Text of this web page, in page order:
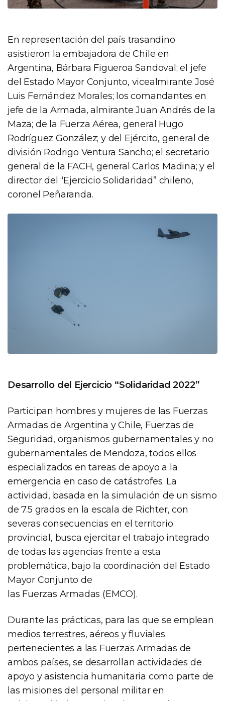
En representación del país trasandino
asistieron la embajadora de Chile en
Argentina, Bárbara Figueroa Sandoval; el jefe
del Estado Mayor Conjunto, vicealmirante José
Luis Fernández Morales; los comandantes en
jefe de la Armada, almirante Juan Andrés de la
Maza; de la Fuerza Aérea, general Hugo
Rodríguez González; y del Ejército, general de
división Rodrigo Ventura Sancho; el secretario
general de la FACH, general Carlos Madina; y el
director del “Ejercicio Solidaridad” chileno,
coronel Peñaranda.
Desarrollo del Ejercicio “Solidaridad 2022”
Participan hombres y mujeres de las Fuerzas
Armadas de Argentina y Chile, Fuerzas de
Seguridad, organismos gubernamentales y no
gubernamentales de Mendoza, todos ellos
especializados en tareas de apoyo a la
emergencia en caso de catástrofes. La
actividad, basada en la simulación de un sismo
de 7.5 grados en la escala de Richter, con
severas consecuencias en el territorio
provincial, busca ejercitar el trabajo integrado
de todas las agencias frente a esta
problemática, bajo la coordinación del Estado
Mayor Conjunto de
las Fuerzas Armadas (EMCO).
Durante las prácticas, para las que se emplean
medios terrestres, aéreos y fluviales
pertenecientes a las Fuerzas Armadas de
ambos países, se desarrollan actividades de
apoyo y asistencia humanitaria como parte de
las misiones del personal militar en